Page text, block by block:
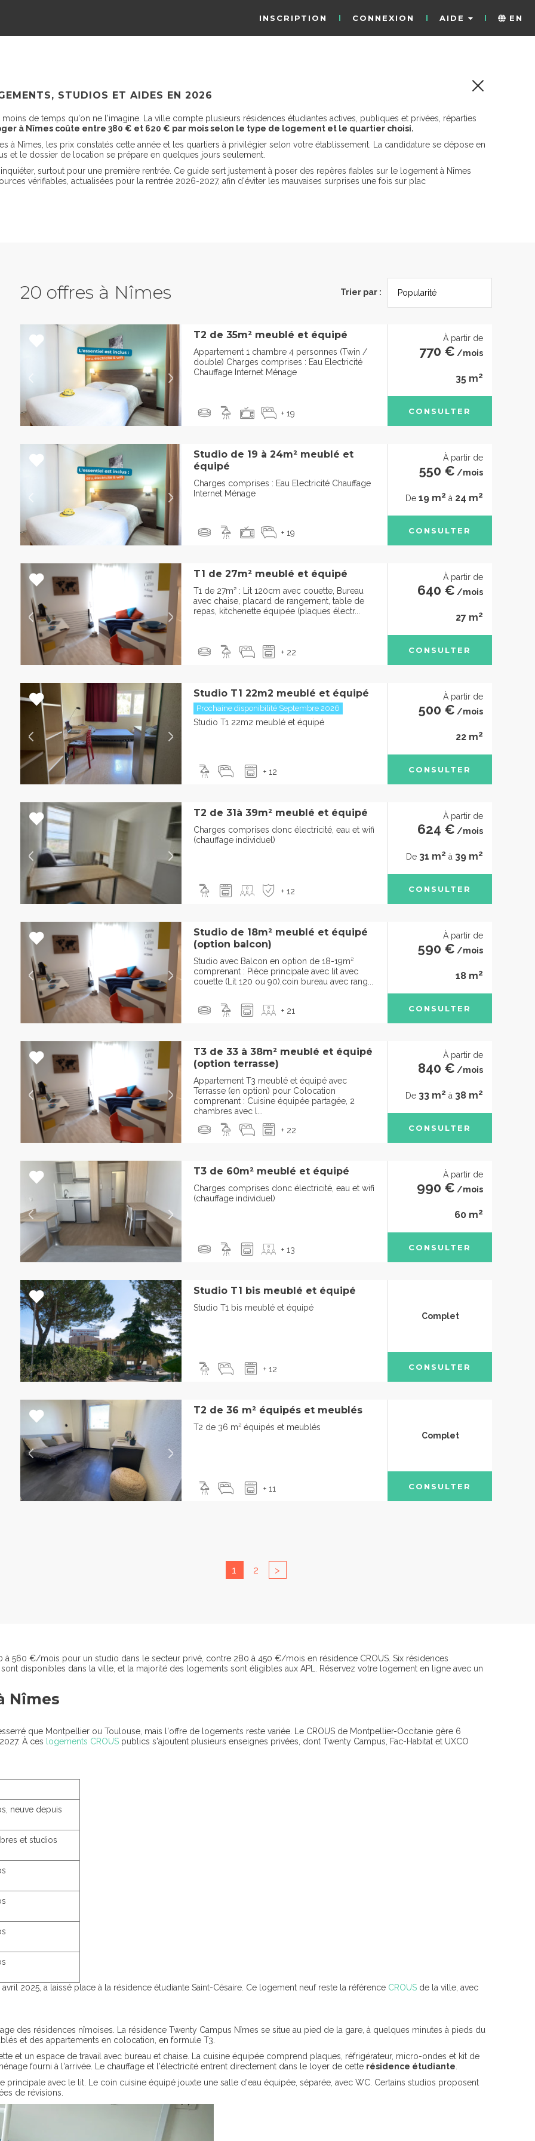
INSCRIPTION CONNEXION AIDE EN
STUDIOS ET AIDES EN 2026
de temps qu'on ne l'imagine. La ville compte plusieurs résidences étudiantes actives, publiques et privées, réparties
à Nîmes coûte entre 380 € et 620 € par mois selon le type de logement et le quartier choisi.
à Nîmes, les prix constatés cette année et les quartiers à privilégier selon votre établissement. La candidature se dépose en
et le dossier de location se prépare en quelques jours seulement.
surtout pour une première rentrée. Ce guide sert justement à poser des repères fiables sur le logement à Nîmes
vérifiables, actualisées pour la rentrée 2026-2027, afin d'éviter les mauvaises surprises une fois sur plac
20 offres à Nîmes Trier par :
T2 de 35m² meublé et équipé
Appartement 1 chambre 4 personnes (Twin /
double) Charges comprises : Eau Electricité
Chauffage Internet Ménage
+ 19
À partir de
770 € /mois
35 m2
CONSULTER
Studio de 19 à 24m² meublé et
équipé
Charges comprises : Eau Electricité Chauffage
Internet Ménage
+ 19
À partir de
550 € /mois
De 19 m2 à 24 m2
CONSULTER
T1 de 27m² meublé et équipé
T1 de 27m² : Lit 120cm avec couette, Bureau
avec chaise, placard de rangement, table de
repas, kitchenette équipée (plaques électr...
+ 22
À partir de
640 € /mois
27 m2
CONSULTER
Studio T1 22m2 meublé et équipé
Prochaine disponibilité Septembre 2026
Studio T1 22m2 meublé et équipé
+ 12
À partir de
500 € /mois
22 m2
CONSULTER
T2 de 31à 39m² meublé et équipé
Charges comprises donc électricité, eau et wifi
(chauffage individuel)
+ 12
À partir de
624 € /mois
De 31 m2 à 39 m2
CONSULTER
Studio de 18m² meublé et équipé
(option balcon)
Studio avec Balcon en option de 18-19m²
comprenant : Pièce principale avec lit avec
couette (Lit 120 ou 90),coin bureau avec rang...
+ 21
À partir de
590 € /mois
18 m2
CONSULTER
T3 de 33 à 38m² meublé et équipé
(option terrasse)
Appartement T3 meublé et équipé avec
Terrasse (en option) pour Colocation
comprenant : Cuisine équipée partagée, 2
chambres avec l...
+ 22
À partir de
840 € /mois
De 33 m2 à 38 m2
CONSULTER
T3 de 60m² meublé et équipé
Charges comprises donc électricité, eau et wifi
(chauffage individuel)
+ 13
À partir de
990 € /mois
60 m2
CONSULTER
Studio T1 bis meublé et équipé
Studio T1 bis meublé et équipé
+ 12
Complet
CONSULTER
T2 de 36 m² équipés et meublés
T2 de 36 m² équipés et meublés
+ 11
Complet
CONSULTER
1 2 >
à 560 €/mois pour un studio dans le secteur privé, contre 280 à 450 €/mois en résidence CROUS. Six résidences
disponibles dans la ville, et la majorité des logements sont éligibles aux APL. Réservez votre logement en ligne avec un
Nîmes
que Montpellier ou Toulouse, mais l'offre de logements reste variée. Le CROUS de Montpellier-Occitanie gère 6
À ces
logements CROUS publics s'ajoutent plusieurs enseignes privées, dont Twenty Campus, Fac-Habitat et UXCO
neuve depuis
et studios
2025, a laissé place à la résidence étudiante Saint-Césaire. Ce logement neuf reste la référence CROUS de la ville, avec
des résidences nîmoises. La résidence Twenty Campus Nîmes se situe au pied de la gare, à quelques minutes à pieds du
et des appartements en colocation, en formule T3.
et un espace de travail avec bureau et chaise. La cuisine équipée comprend plaques, réfrigérateur, micro-ondes et kit de
fourni à l'arrivée. Le chauffage et l'électricité entrent directement dans le loyer de cette résidence étudiante
principale avec le lit. Le coin cuisine équipé jouxte une salle d'eau équipée, séparée, avec WC. Certains studios proposent
de révisions.